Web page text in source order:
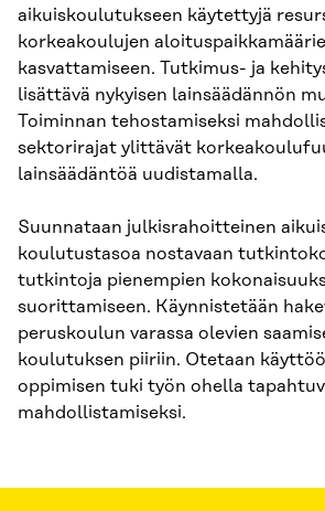
aikuiskoulutukseen käytettyjä
korkeakoulujen
kasvattamiseen. Tutkimus- ja
lisättävä nykyisen lainsäädännön
Toiminnan tehostamiseksi
sektorirajat ylittävät
lainsäädäntöä uudistamalla.
Suunnataan julkisrahoitteinen
koulutustasoa nostavaan
tutkintoja pienempien
suorittamiseen. Käynnistetään
peruskoulun varassa olevien
koulutuksen piiriin. Otetaan
oppimisen tuki työn ohella
mahdollistamiseksi.